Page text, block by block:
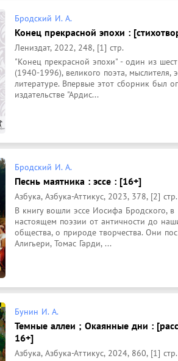
Бродский И. А.
Конец прекрасной эпохи :
Лениздат, 2022, 248, [1] стр.
"Конец прекрасной эпохи" - один из
(1940-1996), великого поэта, мыслителя,
литературе. Впервые этот сборник был
издательстве "Ардис...
Бродский И. А.
Песнь маятника : эссе : [16+]
Азбука, Азбука-Аттикус, 2023, 378, [2] стр.
В книгу вошли эссе Иосифа Бродского,
настоящем поэзии от античности до
общества, о природе творчества. Они
Алигьери, Томас Гарди, ...
Бунин И. А.
Темные аллеи ; Окаянные дни :
16+]
Азбука, Азбука-Аттикус, 2024, 860, [1] стр.